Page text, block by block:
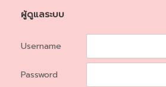
ผู้ดูแลระบบ
Username
Password